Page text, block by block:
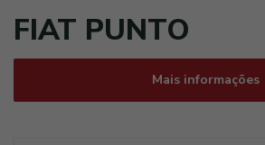
FIAT PUNTO
Mais informações